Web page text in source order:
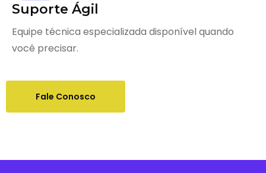
Suporte Ágil
Equipe técnica especializada disponível quando
você precisar.
Fale Conosco